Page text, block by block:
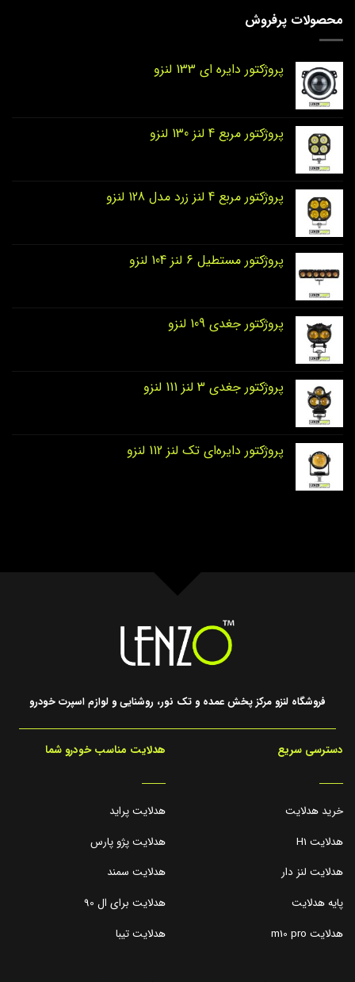
محصولات پرفروش
پروژکتور دایره‌ ای 133 لنزو
پروژکتور مربع 4 لنز 130 لنزو
پروژکتور مربع 4 لنز زرد مدل 128 لنزو
پروژکتور مستطیل 6 لنز 104 لنزو
پروژکتور جغدی 109 لنزو
پروژکتور جغدی 3 لنز 111 لنزو
پروژکتور دایره‌ای تک لنز 112 لنزو
فروشگاه لنزو مرکز پخش عمده و تک نور، روشنایی و لوازم اسپرت خودرو
دسترسی سریع
_____
خرید هدلایت
هدلایت H1
هدلایت لنز دار
پایه هدلایت
هدلایت m10 pro
هدلایت مناسب خودرو شما
_____
هدلایت پراید
هدلایت پژو پارس
هدلایت سمند
هدلایت برای ال 90
هدلایت تیبا